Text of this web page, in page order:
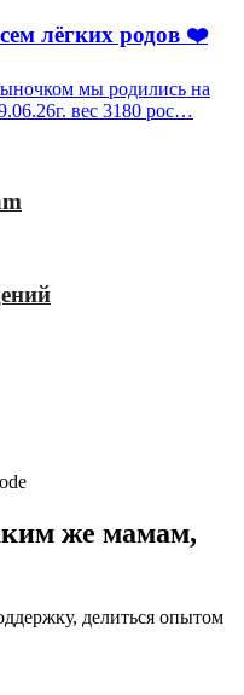
лёгких родов ❤️
мы родились на
вес 3180 рос…
же мамам,
делиться опытом